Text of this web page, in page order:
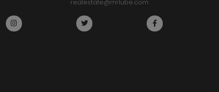
realestate@mrlube.com